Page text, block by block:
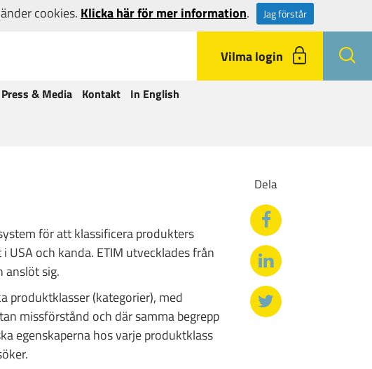
Vilma login
Press & Media Kontakt In English
för att klassificera produkters
USA och kanda. ETIM utvecklades från
anslöt sig.
produktklasser (kategorier), med
missförstånd och där samma begrepp
egenskaperna hos varje produktklass
Dela
cookies. Klicka här för mer information. Jag förstår